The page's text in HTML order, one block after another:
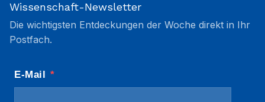
Wissenschaft-Newsletter
Die wichtigsten Entdeckungen der Woche direkt in Ihr
Postfach.